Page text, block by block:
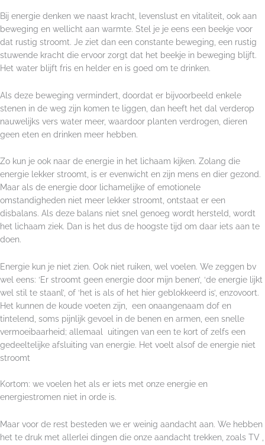
Bij energie denken we naast kracht, levenslust en vitaliteit, ook aan
beweging en wellicht aan warmte. Stel je je eens een beekje voor
dat rustig stroomt. Je ziet dan een constante beweging, een rustig
stuwende kracht die ervoor zorgt dat het beekje in beweging blijft.
Het water blijft fris en helder en is goed om te drinken.
Als deze beweging vermindert, doordat er bijvoorbeeld enkele
stenen in de weg zijn komen te liggen, dan heeft het dal verderop
nauwelijks vers water meer, waardoor planten verdrogen, dieren
geen eten en drinken meer hebben.
Zo kun je ook naar de energie in het lichaam kijken. Zolang die
energie lekker stroomt, is er evenwicht en zijn mens en dier gezond.
Maar als de energie door lichamelijke of emotionele
omstandigheden niet meer lekker stroomt, ontstaat er een
disbalans. Als deze balans niet snel genoeg wordt hersteld, wordt
het lichaam ziek. Dan is het dus de hoogste tijd om daar iets aan te
doen.
Energie kun je niet zien. Ook niet ruiken, wel voelen. We zeggen bv
wel eens: ‘Er stroomt geen energie door mijn benen’, ‘de energie lijkt
wel stil te staanl’, of ‘het is als of het hier geblokkeerd is’, enzovoort.
Het kunnen de koude voeten zijn, een onaangenaam dof en
tintelend, soms pijnlijk gevoel in de benen en armen, een snelle
vermoeibaarheid; allemaal uitingen van een te kort of zelfs een
gedeeltelijke afsluiting van energie. Het voelt alsof de energie niet
stroomt
Kortom: we voelen het als er iets met onze energie en
energiestromen niet in orde is.
Maar voor de rest besteden we er weinig aandacht aan. We hebben
het te druk met allerlei dingen die onze aandacht trekken, zoals TV ,